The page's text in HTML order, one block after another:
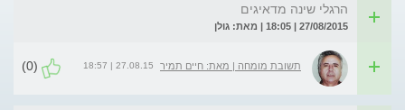
הרגלי שינה מדאיגים
27/08/2015 | 18:05 | מאת: גולן
תשובת מומחה | מאת: חיים תמיר 27.08.15 | 18:57
(0)